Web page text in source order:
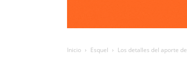
Inicio Esquel Los detalles del aporte